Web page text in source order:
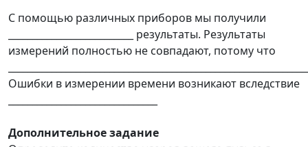
С помощью различных приборов мы получили
__________________________ результаты. Результаты
измерений полностью не совпадают, потому что
Ошибки в измерении времени возникают вследствие
Дополнительное задание